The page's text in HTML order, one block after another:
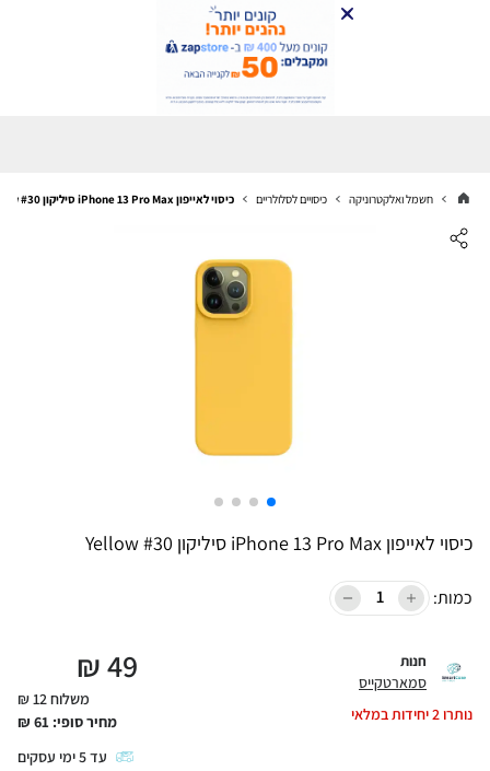
חשמל ואלקטרוניקה כיסויים לסלולריים כיסוי לאייפון iPhone 13 Pro Max סיליקון Yellow #30
כיסוי לאייפון iPhone 13 Pro Max סיליקון Yellow #30
כמות:
חנות
סמארטקייס
נותרו2יחידות במלאי
49
₪
משלוח 12 ₪
מחיר סופי: 61
₪
עד5ימי עסקים